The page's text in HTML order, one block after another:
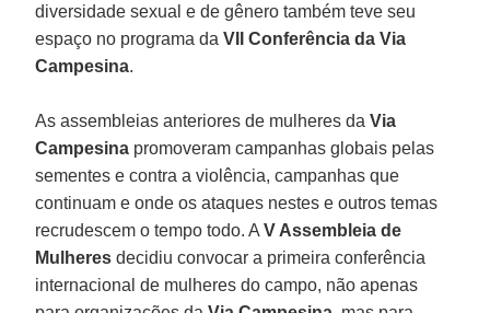
diversidade sexual e de gênero também teve seu
espaço no programa daVII Conferência da Via
Campesina.
As assembleias anteriores de mulheres daVia
Campesina promoveram campanhas globais pelas
sementes e contra a violência, campanhas que
continuam e onde os ataques nestes e outros temas
recrudescem o tempo todo. AV Assembleia de
Mulheres decidiu convocar a primeira conferência
internacional de mulheres do campo, não apenas